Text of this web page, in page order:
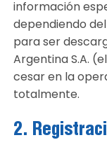
información
dependiendo
para ser
Argentina S.A.
cesar en la
totalmente.
2.